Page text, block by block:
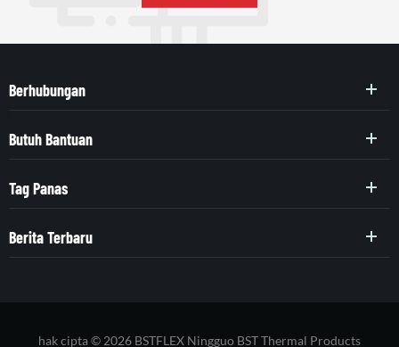
Berhubungan
Butuh Bantuan
Tag Panas
Berita Terbaru
hak cipta © 2026 BSTFLEX Ningguo BST Thermal Products